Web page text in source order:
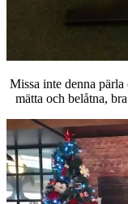
Missa inte denna
mätta och belåtna,